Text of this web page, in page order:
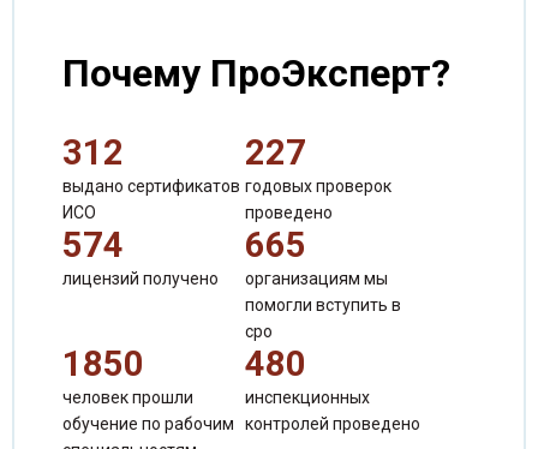
Почему ПроЭксперт?
312
выдано сертификатов
ИСО
227
годовых проверок
проведено
574
лицензий получено
665
организациям мы
помогли вступить в
сро
1850
человек прошли
обучение по рабочим
480
инспекционных
контролей проведено
Сергиенко Валентина Александровна